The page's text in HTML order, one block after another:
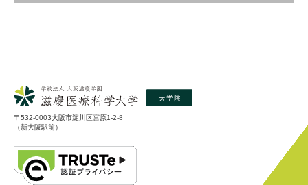
〒532-0003大阪市淀川区宮原1-2-8
（新大阪駅前）